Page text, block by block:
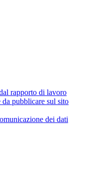
rapporto di lavoro
da pubblicare sul sito
dei dati